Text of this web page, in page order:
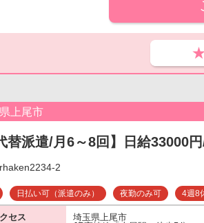
上尾市
替派遣/月6～8回】日給
2
日払い可（派遣のみ） 夜勤のみ可 4週8
セス
埼玉県上尾市